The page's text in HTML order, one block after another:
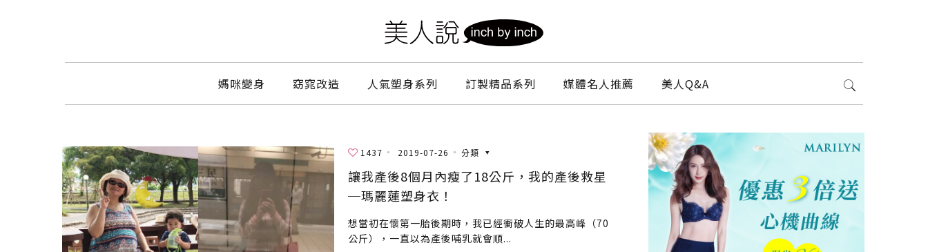
媽咪變身 窈窕改造 人氣塑身系列 訂製精品系列 媒體名人推薦 美人Q&A
1437 2019-07-26 分類
讓我產後8個月內瘦了18公斤，我的產後救星
─瑪麗蓮塑身衣！
想當初在懷第一胎後期時，我已經衝破人生的最高峰（70
公斤），一直以為產後哺乳就會順...